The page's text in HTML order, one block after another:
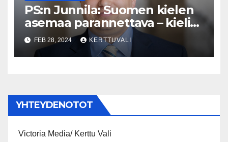
PS:n Junnila: Suomen kielen
asemaa parannettava – kieli
yhdistää polarisoituneessa
yhteiskunnassa
FEB 28, 2024 KERTTUVALI
YHTEYDENOTOT
Victoria Media/ Kerttu Vali